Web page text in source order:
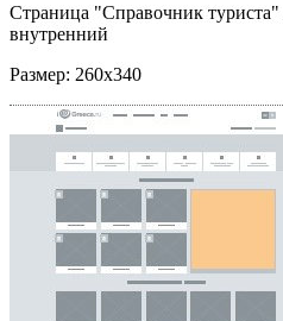
Страница "Справочник туриста"
внутренний
Размер: 260x340